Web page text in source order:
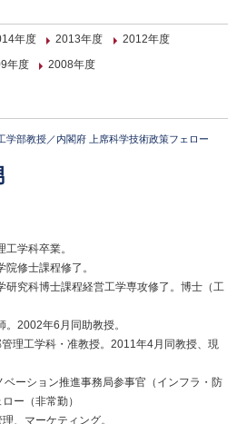
年度 2013年度
2012年度
年度 2008年度
学部教授／内閣府 上席科学技術政策フェロー
学科卒業。
修士課程修了。
研究科博士課程経営工学専攻修了。博士（工
2002年6月同助教授。
理工学科・准教授。2011年4月同教授、現
ーション推進事務局参事官（インフラ・防
ー（非常勤）
、マーケティング。